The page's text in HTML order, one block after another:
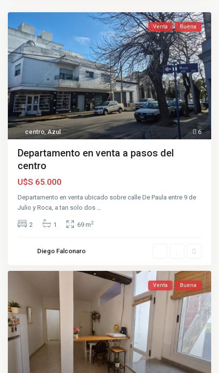
6
centro,Azul
Venta Buena
Departamento en venta a pasos del
centro
U$S 65.000
Departamento en venta ubicado sobre calle De Paula entre 9 de
Julio y Roca, a tan solo dos
2 1 69 m2
Diego Falconaro
Venta Buena